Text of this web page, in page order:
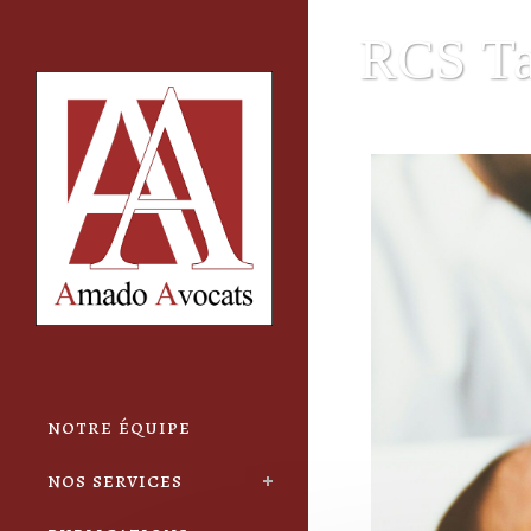
notre équipe
nos services
RCS